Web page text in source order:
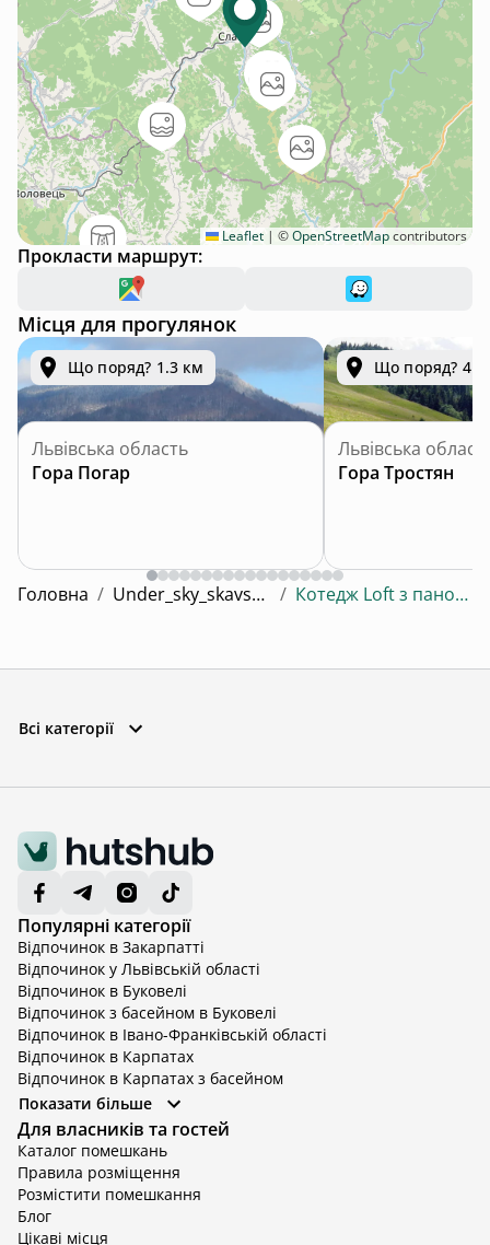
Leaflet | ©OpenStreetMapcontributors
Прокласти маршрут:
Місця для прогулянок
Що поряд? 1.3 км
Львівська область
Гора Погар
Що поряд? 4.8
Львівська
Гора Тростян
Головна / Under_sky_skavske з теплим басейном,чаном / Котедж Loft з панорамною ванною, чаном-джакузі
Всі категорії
Популярні категорії
Відпочинок в Закарпатті
Відпочинок у Львівській області
Відпочинок в Буковелі
Відпочинок з басейном в Буковелі
Відпочинок в Івано-Франківській області
Відпочинок в Карпатах
Відпочинок в Карпатах з басейном
Відпочинок в Київській області
Відпочинок в Київській області з басейном
Відпочинок в Тернопільській області
Відпочинок у Вінницькій області
Відпочинок в Яремче
Відпочинок у Львівській області з басейном
Відпочинок з басейном в Тернопільській області
Показати більше
Для власників та гостей
Каталог помешкань
Правила розміщення
Розмістити помешкання
Блог
Цікаві місця